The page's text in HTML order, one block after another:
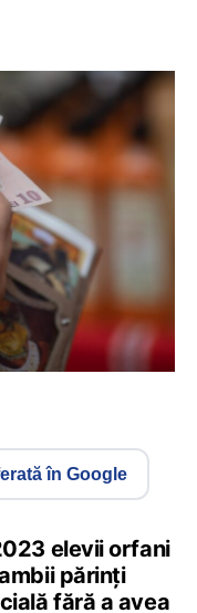
în Google
elevii orfani
părinți
fără a avea